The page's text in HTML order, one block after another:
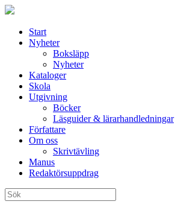
Start
Nyheter
Boksläpp
Nyheter
Kataloger
Skola
Utgivning
Böcker
Läsguider & lärarhandledningar
Författare
Om oss
Skrivtävling
Manus
Redaktörsuppdrag